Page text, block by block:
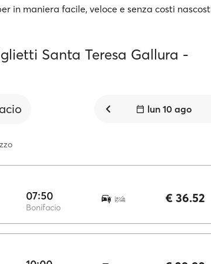
in maniera facile, veloce e senza costi
Santa Teresa Gallura -
lun 10 ago
07:50
Bonifacio
€ 36.52